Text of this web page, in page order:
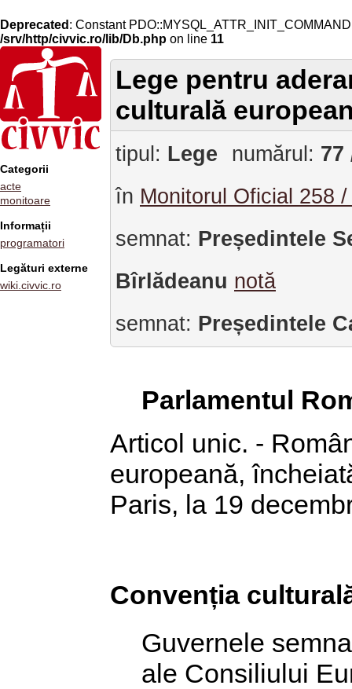
Deprecated : Constant
/srv/http/civvic.ro/lib/Db.php on line 11
Categorii
acte
monitoare
Informații
programatori
Legături externe
wiki.civvic.ro
Lege pentru
culturală
tipul: Lege numărul: 77
în Monitorul Oficial 258
semnat: Președintele
Bîrlădeanu notă
semnat: Președintele
Parlamentul
Articol unic. -
europeană,
Paris, la 19
Convenția
Guvernele
ale Consiliului